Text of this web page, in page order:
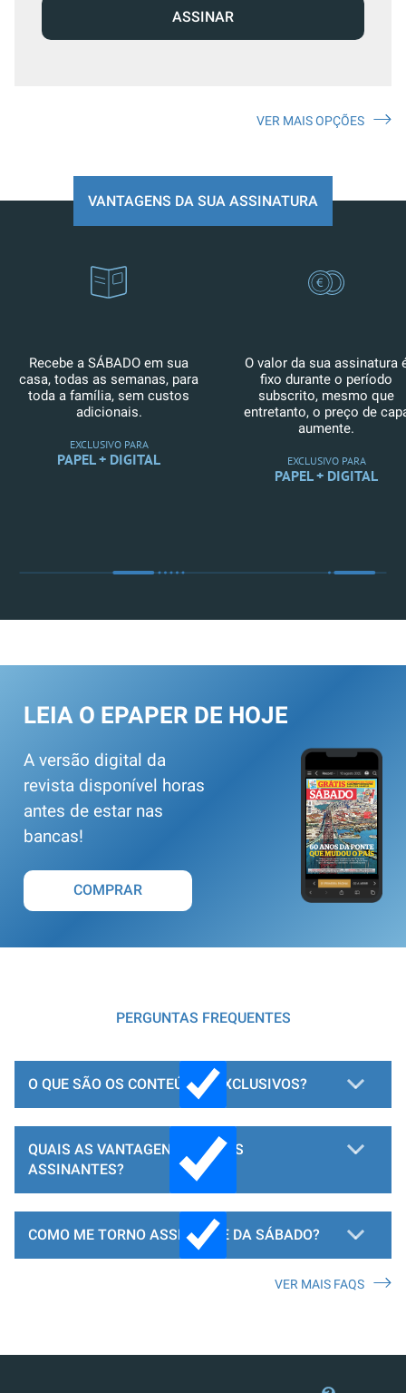
ASSINAR
VER MAIS OPÇÕES
VANTAGENS DA SUA ASSINATURA
Recebe a SÁBADO em sua
casa, todas as semanas, para
toda a família, sem custos
adicionais.
EXCLUSIVO PARA
PAPEL + DIGITAL
O valor da sua assinatura
fixo durante o período
subscrito, mesmo que
entretanto, o preço de
aumente.
EXCLUSIVO PARA
PAPEL + DIGITAL
LEIA O EPAPER DE HOJE
A versão digital da
revista disponível horas
antes de estar nas
bancas!
COMPRAR
PERGUNTAS FREQUENTES
O QUE SÃO OS CONTEÚDOS EXCLUSIVOS?
QUAIS AS VANTAGENS PARA OS
ASSINANTES?
COMO ME TORNO ASSINANTE DA SÁBADO?
VER MAIS FAQS